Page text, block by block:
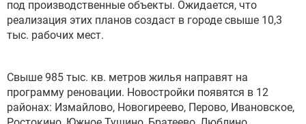
под производственные объекты. Ожидается, что
реализация этих планов создаст в городе свыше 10,3
тыс. рабочих мест.
Свыше 985 тыс. кв. метров жилья направят на
программу реновации. Новостройки появятся в 12
районах: Измайлово, Новогиреево, Перово, Ивановское,